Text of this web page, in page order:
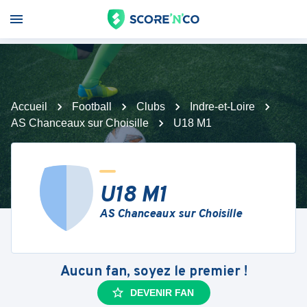
Accueil Football Clubs
Indre-et-Loire
AS Chanceaux sur Choisille
U18 M1
U18 M1
AS Chanceaux sur Choisille
Aucun fan, soyez le premier !
DEVENIR FAN